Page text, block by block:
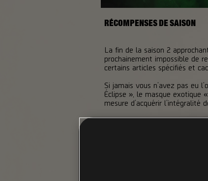
RÉCOMPENSES DE SAISON
La fin de la saison 2
prochainement impossible de
certains articles spécifiés et
Si jamais vous n’avez pas eu
Éclipse », le masque exotique
mesure d’acquérir l’intégralité
Il est en revanche possible